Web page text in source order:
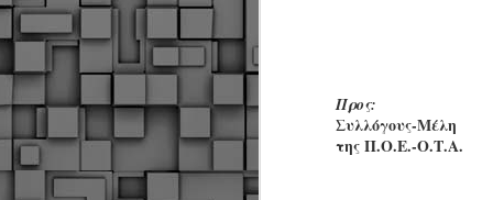
Προς:
Συλλόγους-Μέλη
της Π.Ο.Ε.-Ο.Τ.Α.